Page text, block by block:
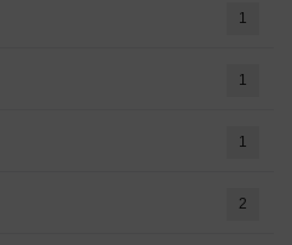
1
1
1
2